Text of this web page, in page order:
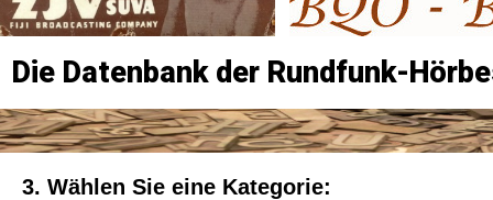
Die Datenbank der Rundfunk-
3. Wählen Sie eine Kategorie: